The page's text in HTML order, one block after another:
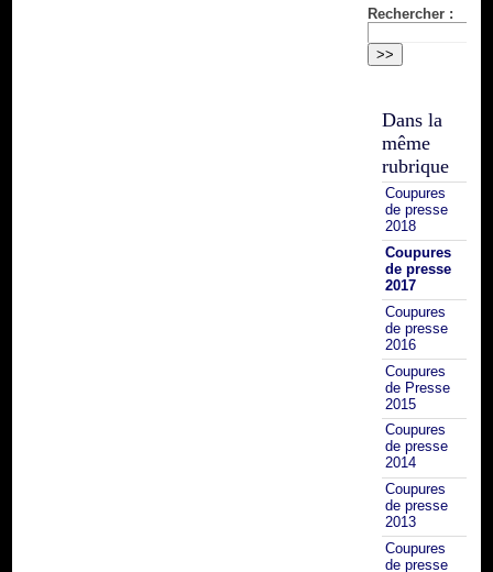
Rechercher :
Dans la
même
rubrique
Coupures
de presse
2018
Coupures
de presse
2017
Coupures
de presse
2016
Coupures
de Presse
2015
Coupures
de presse
2014
Coupures
de presse
2013
Coupures
de presse